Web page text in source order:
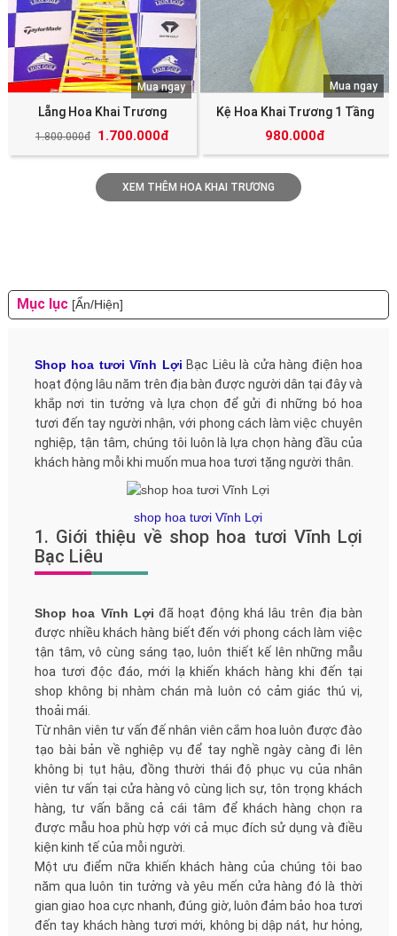
Lẵng Hoa Khai Trương
1.800.000đ 1.700.000đ
Mua ngay
Kệ Hoa Khai Trương 1 Tầng
980.000đ
Mua ngay
XEM THÊM HOA KHAI TRƯƠNG
Mục lục [Ẩn/Hiện]
Shop hoa tươi Vĩnh Lợi Bạc Liêu là cửa hàng điện hoa
hoạt động lâu năm trên địa bàn được người dân tại đây và
khắp nơi tin tưởng và lựa chọn để gửi đi những bó hoa
tươi đến tay người nhận, với phong cách làm việc chuyên
nghiệp, tận tâm, chúng tôi luôn là lựa chọn hàng đầu của
khách hàng mỗi khi muốn mua hoa tươi tặng người thân.
shop hoa tươi Vĩnh Lợi
1. Giới thiệu về shop hoa tươi Vĩnh Lợi
Bạc Liêu
Shop hoa Vĩnh Lợi đã hoạt động khá lâu trên địa bàn
được nhiều khách hàng biết đến với phong cách làm việc
tận tâm, vô cùng sáng tạo, luôn thiết kế lên những mẫu
hoa tươi độc đáo, mới lạ khiến khách hàng khi đến tại
shop không bị nhàm chán mà luôn có cảm giác thú vị,
thoải mái.
Từ nhân viên tư vấn đế nhân viên cắm hoa luôn được đào
tạo bài bản về nghiệp vụ để tay nghề ngày càng đi lên
không bị tụt hậu, đồng thười thái độ phục vụ của nhân
viên tư vấn tại cửa hàng vô cùng lịch sự, tôn trọng khách
hàng, tư vấn bằng cả cái tâm để khách hàng chọn ra
được mẫu hoa phù hợp với cả mục đích sử dụng và điều
kiện kinh tế của mỗi người.
Một ưu điểm nữa khiến khách hàng của chúng tôi bao
năm qua luôn tin tưởng và yêu mến cửa hàng đó là thời
gian giao hoa cực nhanh, đúng giờ, luôn đảm bảo hoa tươi
đến tay khách hàng tươi mới, không bị dập nát, hư hỏng,